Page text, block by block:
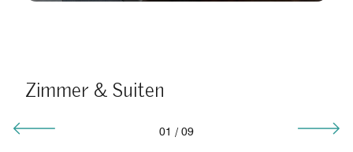
Zimmer & Suiten
01 / 09